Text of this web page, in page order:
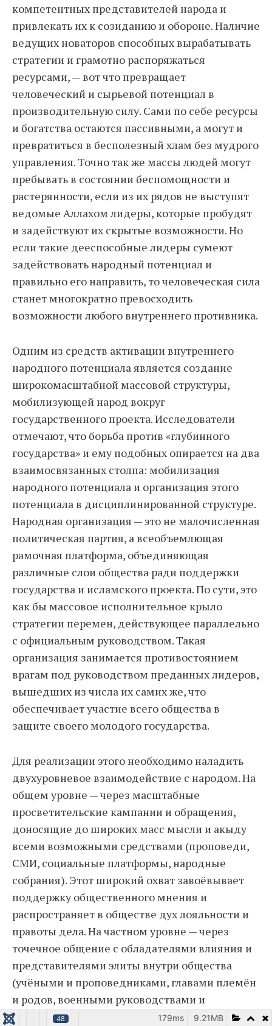
компетентных представителей народа и
привлекать их к созиданию и обороне. Наличие
ведущих новаторов способных вырабатывать
стратегии и грамотно распоряжаться
ресурсами, — вот что превращает
человеческий и сырьевой потенциал в
производительную силу. Сами по себе ресурсы
и богатства остаются пассивными, а могут и
превратиться в бесполезный хлам без мудрого
управления. Точно так же массы людей могут
пребывать в состоянии беспомощности и
растерянности, если из их рядов не выступят
ведомые Аллахом лидеры, которые пробудят
и задействуют их скрытые возможности. Но
если такие дееспособные лидеры сумеют
задействовать народный потенциал и
правильно его направить, то человеческая сила
станет многократно превосходить
возможности любого внутреннего противника.
Одним из средств активации внутреннего
народного потенциала является создание
широкомасштабной массовой структуры,
мобилизующей народ вокруг
государственного проекта. Исследователи
отмечают, что борьба против «глубинного
государства» и ему подобных опирается на два
взаимосвязанных столпа: мобилизация
народного потенциала и организация этого
потенциала в дисциплинированной структуре.
Народная организация — это не малочисленная
политическая партия, а всеобъемлющая
рамочная платформа, объединяющая
различные слои общества ради поддержки
государства и исламского проекта. По сути, это
как бы массовое исполнительное крыло
стратегии перемен, действующее параллельно
с официальным руководством. Такая
организация занимается противостоянием
врагам под руководством преданных лидеров,
вышедших из числа их самих же, что
обеспечивает участие всего общества в
защите своего молодого государства.
Для реализации этого необходимо наладить
двухуровневое взаимодействие с народом. На
общем уровне — через масштабные
просветительские кампании и обращения,
доносящие до широких масс мысли и акыду
всеми возможными средствами (проповеди,
СМИ, социальные платформы, народные
собрания). Этот широкий охват завоёвывает
поддержку общественного мнения и
распространяет в обществе дух лояльности и
правоты дела. На частном уровне — через
точечное общение с обладателями влияния и
представителями элиты внутри общества
(учёными и проповедниками, главами племён
и родов, военными руководствами и
местными командирами силовых структур,
48 9.21MB
179ms